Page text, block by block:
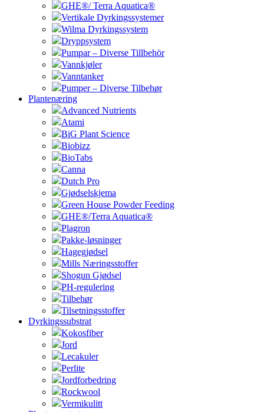
GHE®/ Terra Aquatica®
Vertikale Dyrkingssystemer
Wilma Dyrkingssystem
Dryppsystem
Pumpar – Diverse Tillbehör
Vannkjøler
Vanntanker
Pumper – Diverse Tilbehør
Plantenæring
Advanced Nutrients
Atami
BiG Plant Science
Biobizz
BioTabs
Canna
Dutch Pro
Gjødselskjema
Green House Powder Feeding
GHE®/Terra Aquatica®
Plagron
Pakke-løsninger
Hagegjødsel
Mills Næringsstoffer
Shogun Gjødsel
PH-regulering
Tilbehør
Tilsetningsstoffer
Dyrkingssubstrat
Kokosfiber
Jord
Lecakuler
Perlite
Jordforbedring
Rockwool
Vermikulitt